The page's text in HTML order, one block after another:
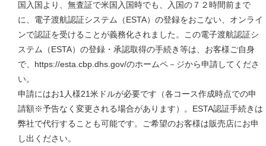
国入国より、無査証で米国入国時でも、入国の７２時間前まで
に、電子渡航認証システム（ESTA）の登録をおこない、オンライ
ンで認証を受けることが義務化されました。この電子渡航認証シ
ステム（ESTA）の登録・承認取得の手続き等は、お客様ご自身
で、https://esta.cbp.dhs.gov/のホームペ－ジから申請してくださ
い。
申請にはお1人様21米ドルが必要です（各コース作成時点での申
請額※予告なく変更される場合があります）。ESTA認証手続きは
弊社で代行することも可能です。ご希望のお客様は販売店にお申
し出ください。